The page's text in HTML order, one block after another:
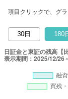
項目クリックで、グ
30日 180